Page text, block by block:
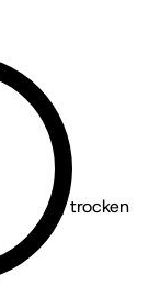
trocken